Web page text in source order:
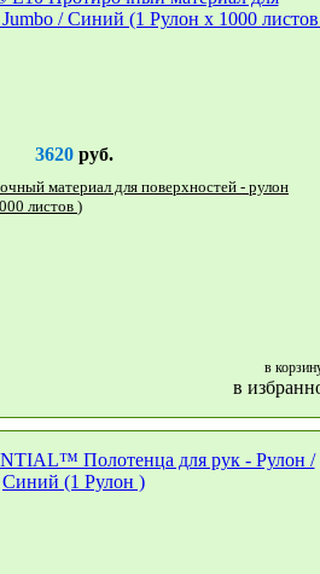
3620руб.
Jumbo / Синий (1 Рулон x 1000 листов )
в
в